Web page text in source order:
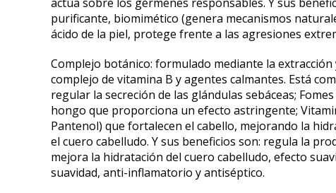
purificante, biomimético (genera mecanismos
ácido de la piel, protege frente a las agresiones
Complejo botánico: formulado mediante la
complejo de vitamina B y agentes calmantes. Está
regular la secreción de las glándulas sebáceas;
hongo que proporciona un efecto astringente;
Pantenol) que fortalecen el cabello, mejorando la
el cuero cabelludo. Y sus beneficios son: regula la
mejora la hidratación del cuero cabelludo, efecto
suavidad, anti-inflamatorio y antiséptico.